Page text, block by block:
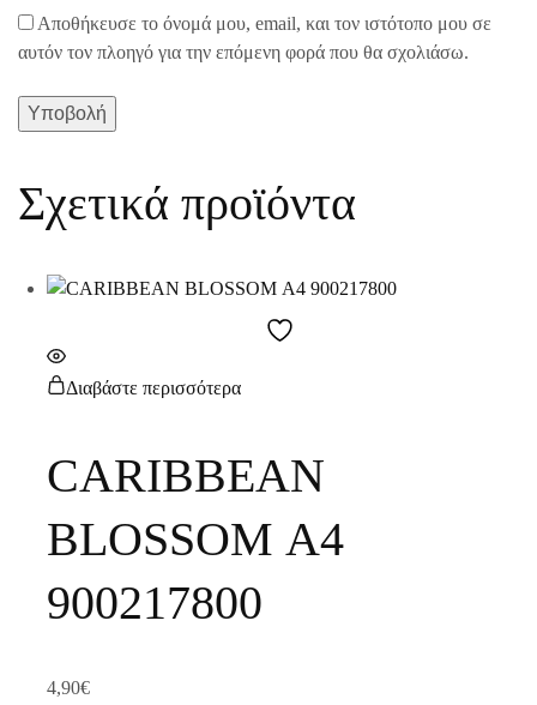
Αποθήκευσε το όνομά μου, email, και τον ιστότοπο μου σε
αυτόν τον πλοηγό για την επόμενη φορά που θα σχολιάσω.
Σχετικά προϊόντα
Διαβάστε περισσότερα
CARIBBEAN
BLOSSOM Α4
900217800
4,90€